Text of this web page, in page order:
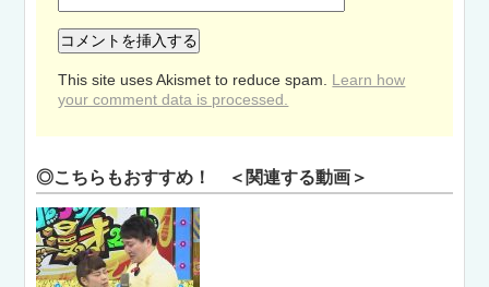
This site uses Akismet to reduce spam. Learn how
your comment data is processed.
◎こちらもおすすめ！ ＜関連する動画＞